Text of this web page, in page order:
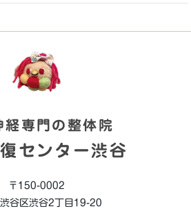
経専門の整体院
センター渋谷
〒150-0002
谷区渋谷2丁目19-20